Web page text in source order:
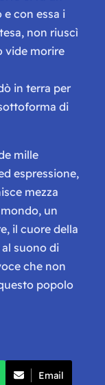
con essa i
non riuscì
vide morire
in terra per
di
mille
espressione,
mezza
un
il cuore della
suono di
che non
popolo
Email